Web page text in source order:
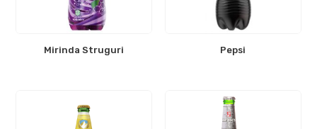
Mirinda Struguri Pepsi